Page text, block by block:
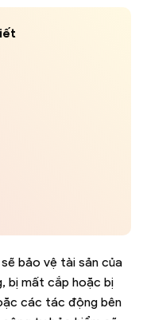
bảo vệ tài sản của
bị mất cắp hoặc bị
các tác động bên